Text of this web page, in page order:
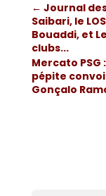
← Journal
Saibari, le
Bouaddi, et
clubs...
Mercato PSG
pépite
Gonçalo